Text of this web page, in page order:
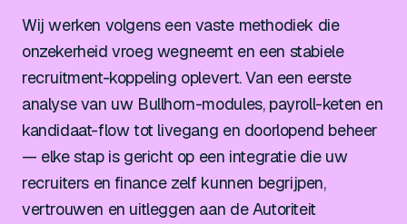
Wij werken volgens een vaste methodiek die
onzekerheid vroeg wegneemt en een stabiele
recruitment-koppeling oplevert. Van een eerste
analyse van uw Bullhorn-modules, payroll-keten en
kandidaat-flow tot livegang en doorlopend beheer
— elke stap is gericht op een integratie die uw
recruiters en finance zelf kunnen begrijpen,
vertrouwen en uitleggen aan de Autoriteit